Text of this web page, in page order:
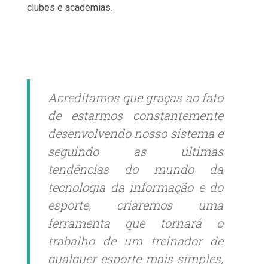
clubes e academias.
Acreditamos que graças ao fato
de estarmos constantemente
desenvolvendo nosso sistema e
seguindo as últimas
tendências do mundo da
tecnologia da informação e do
esporte, criaremos uma
ferramenta que tornará o
trabalho de um treinador de
qualquer esporte mais simples,